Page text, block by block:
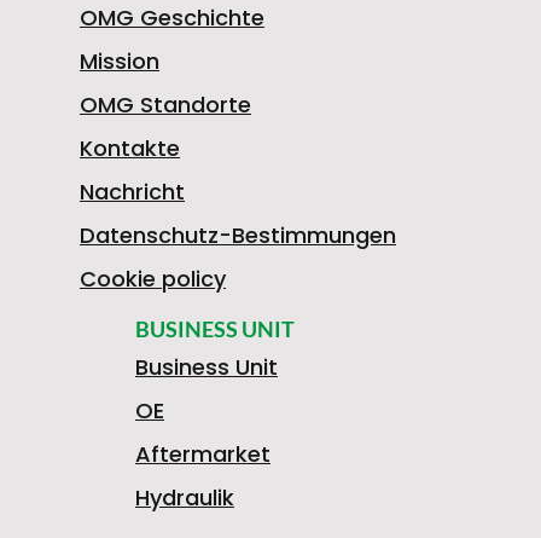
BUSINESS UNIT
Business Unit
OE
Aftermarket
Hydraulik
OMG Geschichte
Mission
OMG Standorte
Kontakte
Nachricht
Datenschutz-Bestimmungen
Cookie policy